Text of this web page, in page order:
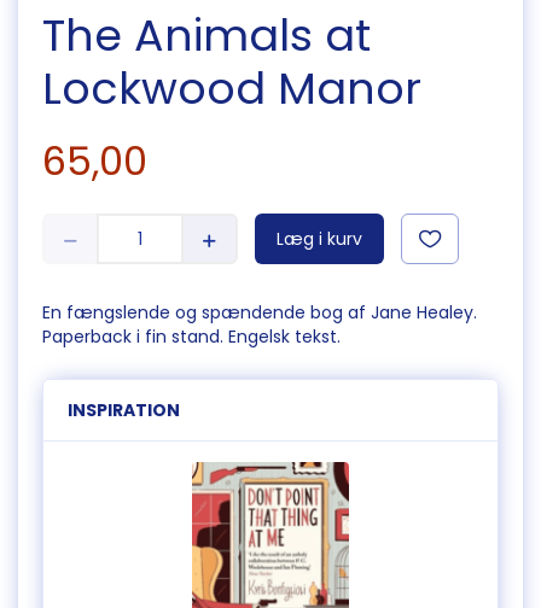
The Animals at
Lockwood Manor
65,00
Læg i kurv
En fængslende og spændende bog af Jane Healey.
Paperback i fin stand. Engelsk tekst.
INSPIRATION